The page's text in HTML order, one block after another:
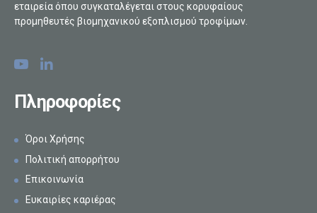
εταιρεία όπου συγκαταλέγεται στους κορυφαίους
προμηθευτές βιομηχανικού εξοπλισμού τροφίμων.
Πληροφορίες
Όροι Χρήσης
Πολιτική απορρήτου
Επικοινωνία
Ευκαιρίες καριέρας